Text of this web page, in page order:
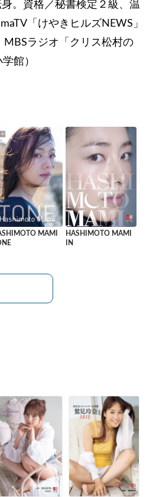
。資格／秘書検定２級、温
「けやきヒルズNEWS」
MBSラジオ「クリス松村の
館）
MAMI
HASHIMOTO MAMI
IN